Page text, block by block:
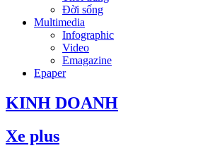
Đời sống
Multimedia
Infographic
Video
Emagazine
Epaper
KINH DOANH
Xe plus